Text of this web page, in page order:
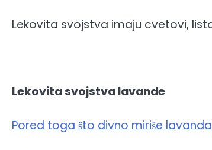
Lekovita svojstva imaju cvetovi,
Lekovita svojstva lavande
Pored toga što divno miriše